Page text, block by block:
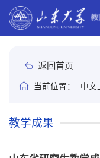
当前位置： 中文
返回首页
教学成果